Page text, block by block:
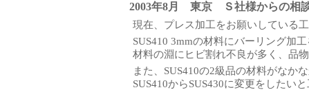
2003年8月 東京 Ｓ社様からの相
現在、プレス加工をお願いしている
SUS410 3mmの材料にバーリング加
材料の淵にヒビ割れ不良が多く、品物
また、SUS410の2級品の材料がなか
SUS410からSUS430に変更をしたいと